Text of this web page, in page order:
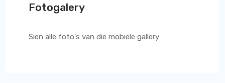
Fotogalery
Sien alle foto's van die mobiele gallery